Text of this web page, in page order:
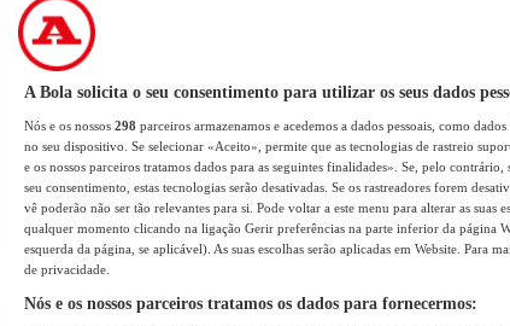
A Bola solicita o seu consentimento para utilizar os seus dados
Nós e os nossos 298 parceiros armazenamos e acedemos a dados pessoais, como
no seu dispositivo. Se selecionar «Aceito», permite que as tecnologias de rastreio
e os nossos parceiros tratamos dados para as seguintes finalidades». Se, pelo
seu consentimento, estas tecnologias serão desativadas. Se os rastreadores forem
vê poderão não ser tão relevantes para si. Pode voltar a este menu para alterar as suas
qualquer momento clicando na ligação Gerir preferências na parte inferior da página
esquerda da página, se aplicável). As suas escolhas serão aplicadas em Website. Para
de privacidade.
Nós e os nossos parceiros tratamos os dados para fornecermos: